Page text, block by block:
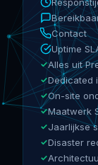
Contact
Uptime
Alles uit
Dedicated
On-site
Maatwerk
Jaarlijkse
Disaster